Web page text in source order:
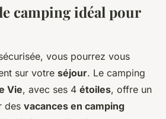
camping idéal pour
vous pourrez vous
sur votre séjour. Le camping
Vie, avec ses 4 étoiles, offre un
des vacances en camping